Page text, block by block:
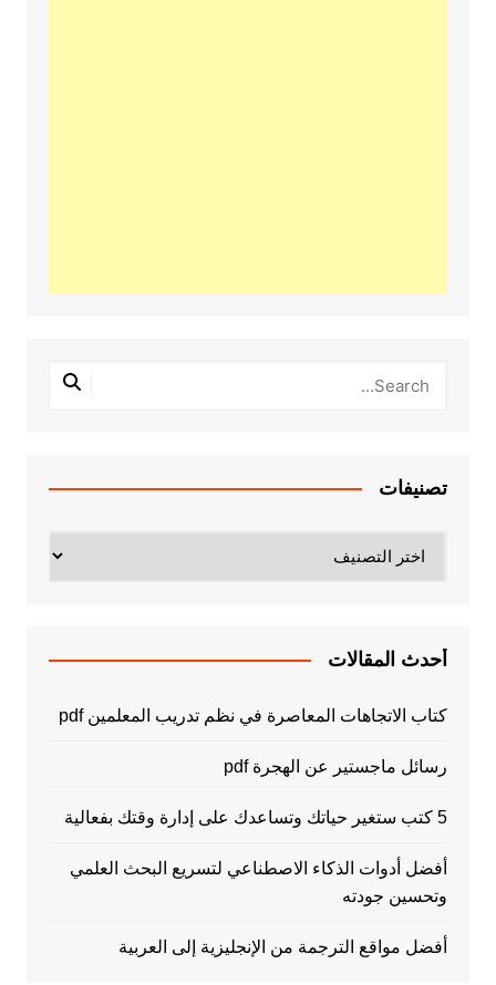
تصنيفات
أحدث المقالات
كتاب الاتجاهات المعاصرة في نظم تدريب المعلمين pdf
رسائل ماجستير عن الهجرة pdf
5 كتب ستغير حياتك وتساعدك على إدارة وقتك بفعالية
أفضل أدوات الذكاء الاصطناعي لتسريع البحث العلمي
وتحسين جودته
أفضل مواقع الترجمة من الإنجليزية إلى العربية